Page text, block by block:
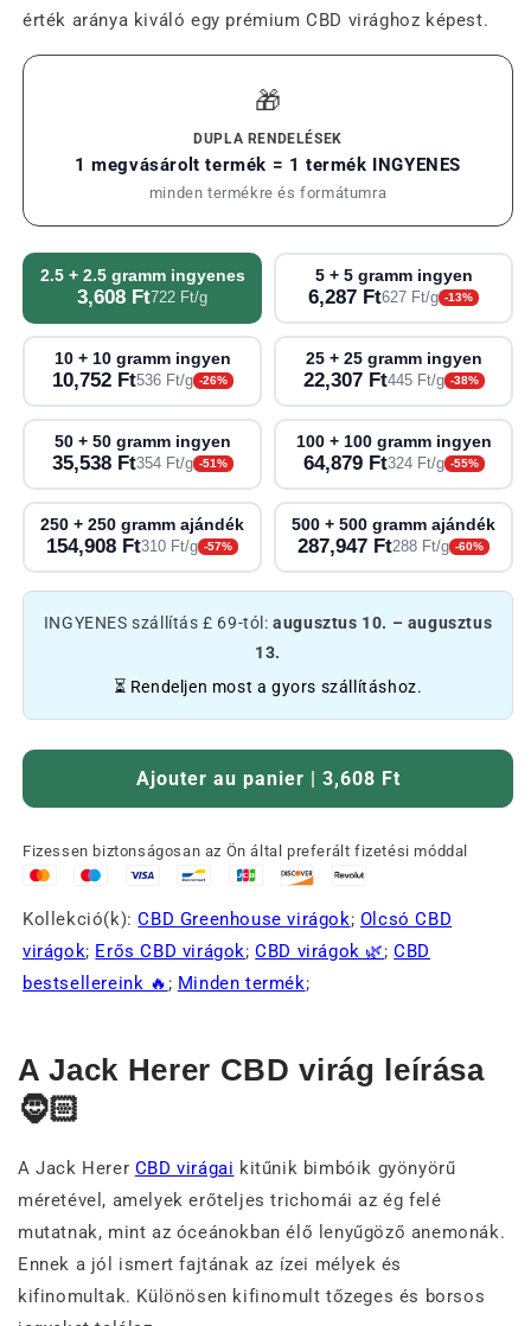
érték aránya kiváló egy prémium CBD virághoz képest.
🎁
DUPLA RENDELÉSEK
1 megvásárolt termék = 1 termék INGYENES
minden termékre és formátumra
2.5 + 2.5 gramm ingyenes
3,608 Ft722 Ft/g
5 + 5 gramm ingyen
6,287 Ft627 Ft/g -13%
10 + 10 gramm ingyen
10,752 Ft536 Ft/g -26%
25 + 25 gramm ingyen
22,307 Ft445 Ft/g -38%
50 + 50 gramm ingyen
35,538 Ft354 Ft/g -51%
100 + 100 gramm ingyen
64,879 Ft324 Ft/g -55%
250 + 250 gramm ajándék
154,908 Ft310 Ft/g -57%
500 + 500 gramm ajándék
287,947 Ft288 Ft/g -60%
INGYENES szállítás £ 69-tól:augusztus 10. – augusztus
13.
⏳ Rendeljen most a gyors szállításhoz.
Ajouter au panier | 3,608 Ft
Fizessen biztonságosan az Ön által preferált fizetési móddal
Kollekció(k):CBD Greenhouse virágok; Olcsó CBD
virágok; Erős CBD virágok;CBD virágok 🌿;CBD
bestsellereink 🔥 ; Minden termék;
A Jack Herer CBD virág leírása
🧔🏻
A Jack Herer CBD virágai kitűnik bimbóik gyönyörű
méretével, amelyek erőteljes trichomái az ég felé
mutatnak, mint az óceánokban élő lenyűgöző anemonák.
Ennek a jól ismert fajtának az ízei mélyek és
kifinomultak. Különösen kifinomult tőzeges és borsos